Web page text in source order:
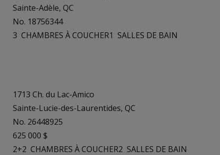
Sainte-Adèle, QC
No. 18756344
3 CHAMBRES À COUCHER1 SALLES DE BAIN
1713 Ch. du Lac-Amico
Sainte-Lucie-des-Laurentides, QC
No. 26448925
625 000 $
2+2 CHAMBRES À COUCHER2 SALLES DE BAIN